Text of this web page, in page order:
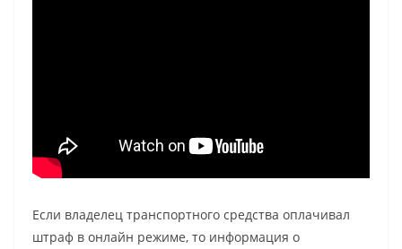
Если владелец транспортного средства оплачивал
штраф в онлайн режиме, то информация о